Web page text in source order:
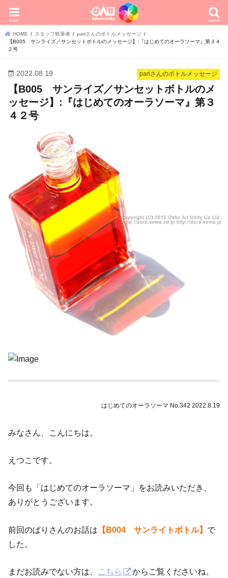
search
menu
HOME スタッフ執筆者
pariさんのボトルメッセージ
【B005 サンライズ／サンセットボトルのメッセージ】:『はじめてのオーラソーマ』第３４
２号
pariさんのボトルメッセージ
2022.08.19
【B005 サンライズ／サンセットボトルのメ
ッセージ】:『はじめてのオーラソーマ』第３
４２号
はじめてのオーラソーマ No.342 2022.8.19
みなさん、こんにちは。
えつこです。
今回も「はじめてのオーラソーマ」をお読みいただき、
ありがとうございます。
前回のぱりさんのお話は 【B004 サンライトボトル】 で
した。
まだお読みでない方は、 こちら からご覧くださいね。